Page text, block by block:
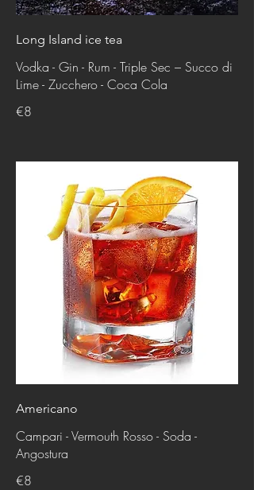
Long Island ice tea
Vodka - Gin - Rum - Triple Sec – Succo di
Lime - Zucchero - Coca Cola
€8
Americano
Campari - Vermouth Rosso - Soda -
Angostura
€8